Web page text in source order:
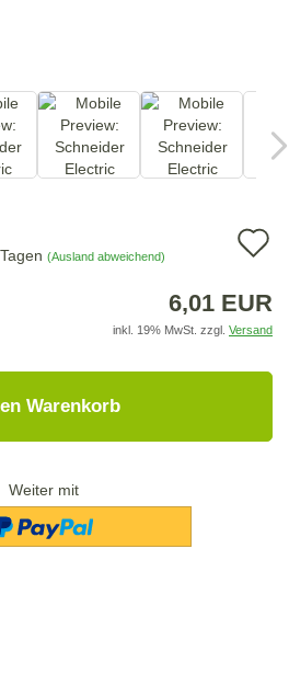
(Ausland abweichend)
6,01 EUR
inkl. 19% MwSt. zzgl. Versand
Warenkorb
Weiter mit